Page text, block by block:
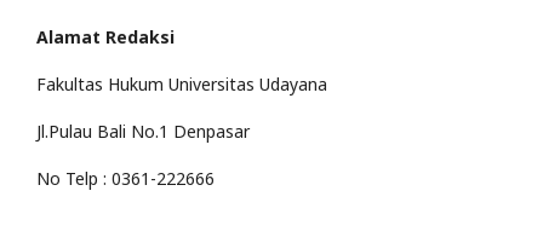
Alamat Redaksi
Fakultas Hukum Universitas Udayana
Jl.Pulau Bali No.1 Denpasar
No Telp : 0361-222666